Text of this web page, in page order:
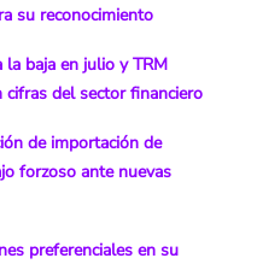
su reconocimiento
la baja en julio y TRM
del sector financiero
de importación de
forzoso ante nuevas
preferenciales en su